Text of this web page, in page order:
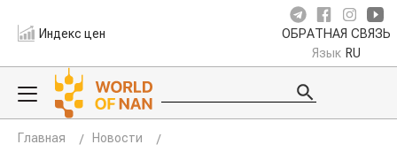
Индекс цен ОБРАТНАЯ СВЯЗЬ
Язык RU
Главная
Новости